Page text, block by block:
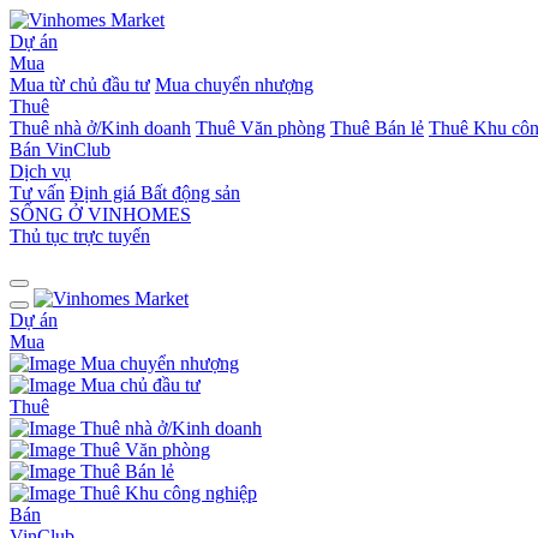
Dự án
Mua
Mua từ chủ đầu tư Mua chuyển nhượng
Thuê
Thuê nhà ở/Kinh doanh Thuê Văn phòng Thuê Bán lẻ Thuê Khu
Bán VinClub
Dịch vụ
Tư vấn Định giá Bất động sản
SỐNG Ở VINHOMES
Thủ tục trực tuyến
Dự án
Mua
Mua chuyển nhượng
Mua chủ đầu tư
Thuê
Thuê nhà ở/Kinh doanh
Thuê Văn phòng
Thuê Bán lẻ
Thuê Khu công nghiệp
Bán